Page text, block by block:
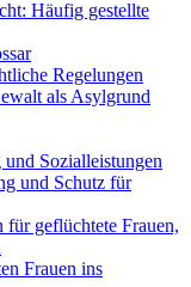
Häufig gestellte
Regelungen
als Asylgrund
Sozialleistungen
und Schutz für
für geflüchtete Frauen,
Frauen ins